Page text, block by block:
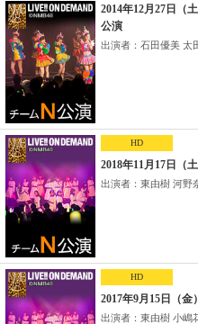
2014年12月27日（
公演
出演者：石田優美 太
HD
2018年11月17日（
出演者：東由樹 河野
HD
2017年9月15日（
出演者：東由樹 小嶋